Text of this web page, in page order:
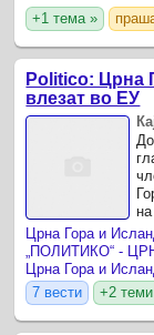
+1 тема »
Politico: Црна
влезат во ЕУ
Црна Гора и
7 вести
+2